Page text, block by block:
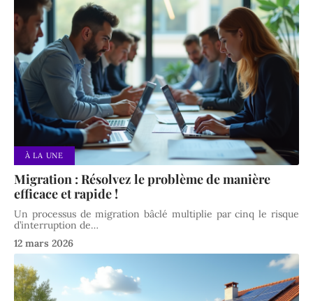
À LA UNE
Migration : Résolvez le problème de manière
efficace et rapide !
Un processus de migration bâclé multiplie par cinq le risque
d’interruption de…
12 mars 2026